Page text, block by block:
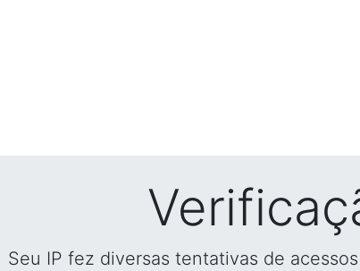
Seu IP fez diversas tentativas de